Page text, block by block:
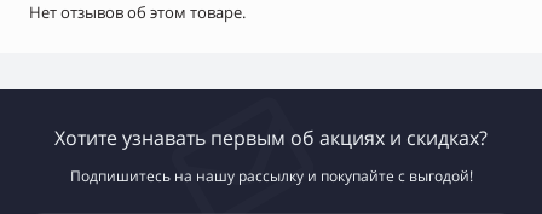
Нет отзывов об этом товаре.
Хотите узнавать первым об акциях и скидках?
Подпишитесь на нашу рассылку и покупайте с выгодой!